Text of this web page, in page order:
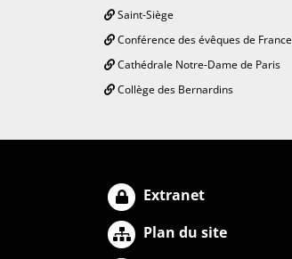
Saint-Siège
Conférence des évêques de France
Cathédrale Notre-Dame de Paris
Collège des Bernardins
Extranet
Plan du site